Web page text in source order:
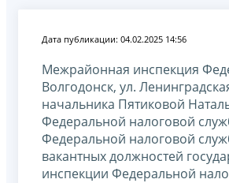
Дата публикации: 04.02.2025 14:56
Межрайонная инспекция
Волгодонск, ул.
начальника Пятиковой
Федеральной налоговой
Федеральной налоговой
вакантных должностей
инспекции Федеральной